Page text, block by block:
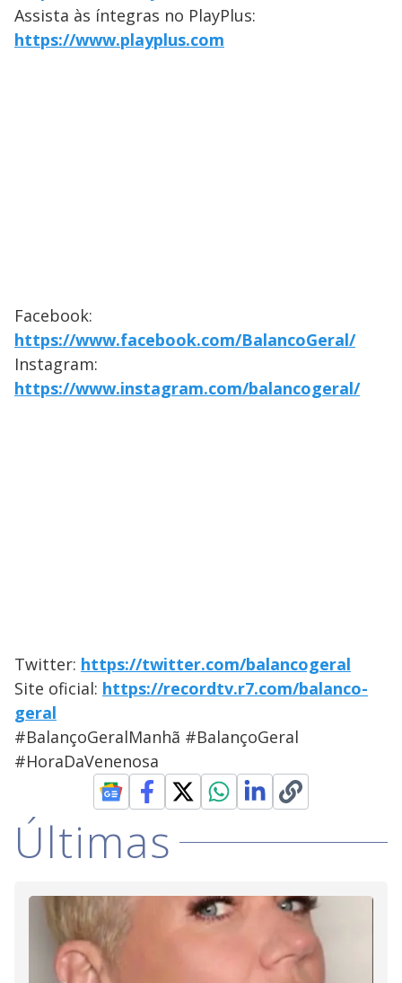
Assista às íntegras no PlayPlus:
https://www.playplus.com
Facebook:
https://www.facebook.com/BalancoGeral/
Instagram:
https://www.instagram.com/balancogeral/
Twitter: https://twitter.com/balancogeral
Site oficial: https://recordtv.r7.com/balanco-
geral
#BalançoGeralManhã #BalançoGeral
#HoraDaVenenosa
Últimas